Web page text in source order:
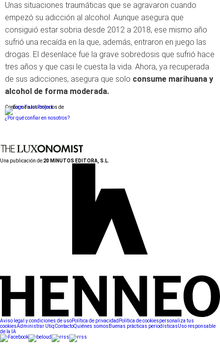
Unas situaciones traumáticas que se agravaron cuando
empezó su adicción al alcohol. Aunque asegura que
consiguió estar sobria desde 2012 a 2018, ese mismo año
sufrió una recaída en la que, además, entraron en juego las
drogas. El desenlace fue la grave sobredosis que sufrió hace
tres años y que casi le cuesta la vida. Ahora, ya recuperada
de sus adicciones, asegura que solo consume marihuana y
alcohol de forma moderada.
Conforme a los criterios de
¿Por qué confiar en nosotros?
Una publicación de:20 MINUTOS EDITORA, S.L.
Aviso legal y condiciones de usoPolítica de privacidad Política de cookiespersonaliza tus
cookiesAdministrar UtiqContactoQuiénes somos Buenas prácticas periodísticasUso responsable
de la IA